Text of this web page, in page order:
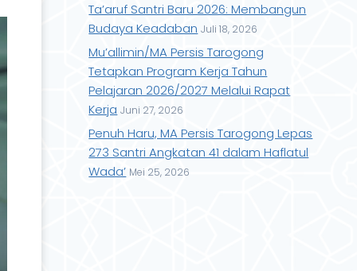
Ta’aruf Santri Baru 2026: Membangun
Budaya Keadaban Juli 18, 2026
Mu’allimin/MA Persis Tarogong
Tetapkan Program Kerja Tahun
Pelajaran 2026/2027 Melalui Rapat
Kerja Juni 27, 2026
Penuh Haru, MA Persis Tarogong Lepas
273 Santri Angkatan 41 dalam Haflatul
Wada’ Mei 25, 2026